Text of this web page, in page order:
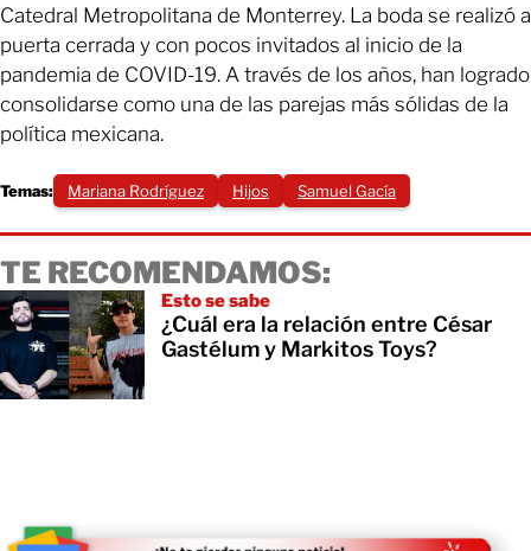
Catedral Metropolitana de Monterrey. La boda se realizó a
puerta cerrada y con pocos invitados al inicio de la
pandemia de COVID-19. A través de los años, han logrado
consolidarse como una de las parejas más sólidas de la
política mexicana.
Temas: Mariana Rodríguez Hijos Samuel Gacía
TE RECOMENDAMOS:
Esto se sabe
¿Cuál era la relación entre César
Gastélum y Markitos Toys?